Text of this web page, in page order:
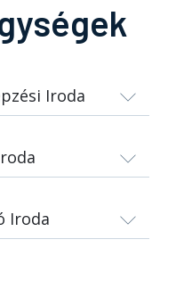
Iroda
Iroda